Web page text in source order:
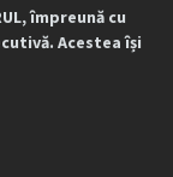
împreună cu
Acestea își